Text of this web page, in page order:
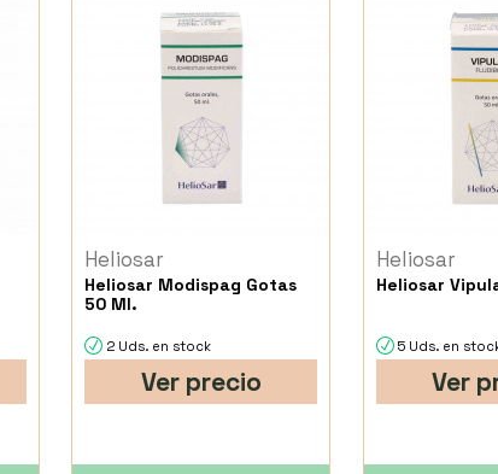
Heliosar
Heliosar Modispag Gotas
50 Ml.
2 Uds. en stock
Ver precio
Heliosar
Heliosar
5 Uds. en
Ver